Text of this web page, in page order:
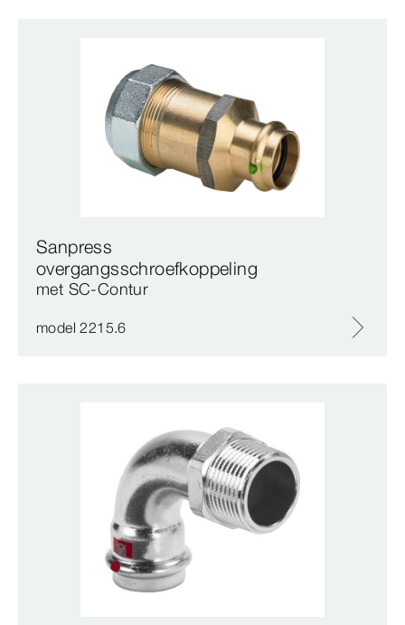
Sanpress
overgangsschroefkoppeling
met SC‑Contur
model 2215.6